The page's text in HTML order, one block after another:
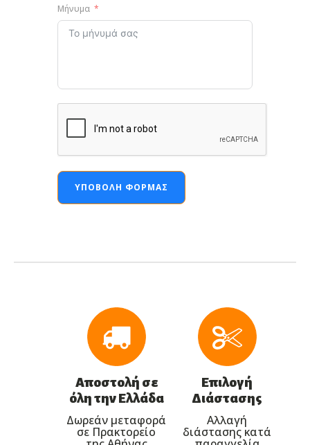
Μήνυμα
ΥΠΟΒΟΛΉ ΦΌΡΜΑΣ
Αποστολή σε
όλη την Ελλάδα
Δωρεάν μεταφορά
σε Πρακτορείο
Επιλογή
Διάστασης
Αλλαγή
διάστασης κατά